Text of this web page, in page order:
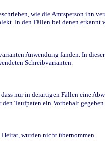
wie die Amtsperson ihn
In den Fällen bei denen
Anwendung fanden. In
Schreibvarianten.
nur in derartigen Fällen eine
Taufpaten ein Vorbehalt
wurden nicht übernommen.